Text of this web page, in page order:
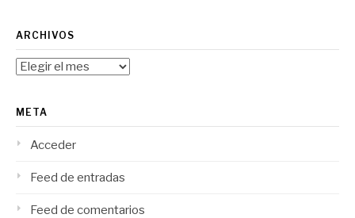
ARCHIVOS
Archivos
META
Acceder
Feed de entradas
Feed de comentarios